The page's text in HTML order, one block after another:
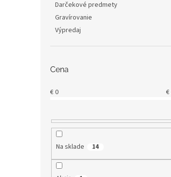
Darčekové predmety
Gravírovanie
Výpredaj
Cena
€0 €
Na sklade 14